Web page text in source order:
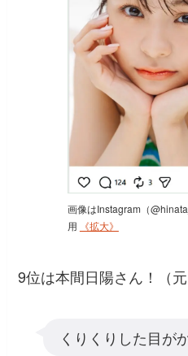
画像はInstagram（
用
《拡大》
9位は本間日陽さん！（元
くりくりした目が